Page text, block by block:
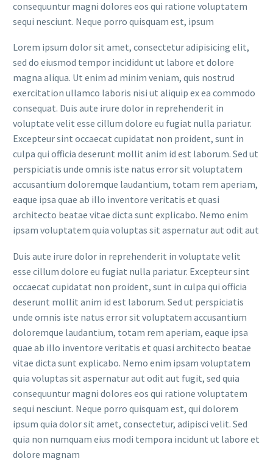
consequuntur magni dolores eos qui ratione voluptatem
sequi nesciunt. Neque porro quisquam est, ipsum
Lorem ipsum dolor sit amet, consectetur adipisicing elit,
sed do eiusmod tempor incididunt ut labore et dolore
magna aliqua. Ut enim ad minim veniam, quis nostrud
exercitation ullamco laboris nisi ut aliquip ex ea commodo
consequat. Duis aute irure dolor in reprehenderit in
voluptate velit esse cillum dolore eu fugiat nulla pariatur.
Excepteur sint occaecat cupidatat non proident, sunt in
culpa qui officia deserunt mollit anim id est laborum. Sed ut
perspiciatis unde omnis iste natus error sit voluptatem
accusantium doloremque laudantium, totam rem aperiam,
eaque ipsa quae ab illo inventore veritatis et quasi
architecto beatae vitae dicta sunt explicabo. Nemo enim
ipsam voluptatem quia voluptas sit aspernatur aut odit aut
Duis aute irure dolor in reprehenderit in voluptate velit
esse cillum dolore eu fugiat nulla pariatur. Excepteur sint
occaecat cupidatat non proident, sunt in culpa qui officia
deserunt mollit anim id est laborum. Sed ut perspiciatis
unde omnis iste natus error sit voluptatem accusantium
doloremque laudantium, totam rem aperiam, eaque ipsa
quae ab illo inventore veritatis et quasi architecto beatae
vitae dicta sunt explicabo. Nemo enim ipsam voluptatem
quia voluptas sit aspernatur aut odit aut fugit, sed quia
consequuntur magni dolores eos qui ratione voluptatem
sequi nesciunt. Neque porro quisquam est, qui dolorem
ipsum quia dolor sit amet, consectetur, adipisci velit. Sed
quia non numquam eius modi tempora incidunt ut labore et
dolore magnam